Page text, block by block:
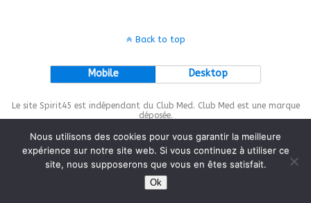
Back to top
Mobile Desktop
Le site Spirit45 est indépendant du Club Med. Club Med est une marque
déposée.
This site is protected bywp-copyrightpro.com
Nous utilisons des cookies pour vous garantir la meilleure
expérience sur notre site web. Si vous continuez à utiliser ce
site, nous supposerons que vous en êtes satisfait.
Ok